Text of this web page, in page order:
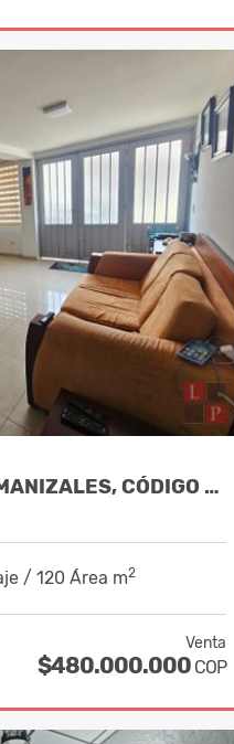
VENTA CASA PALONEGRO, MANIZALES, CÓDIGO 10201728
/ 120 Área m2
Venta
$480.000.000 COP